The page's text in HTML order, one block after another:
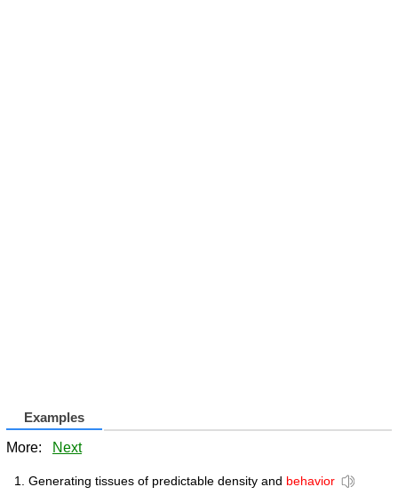
Examples
More: Next
Generating tissues of predictable density and behavior